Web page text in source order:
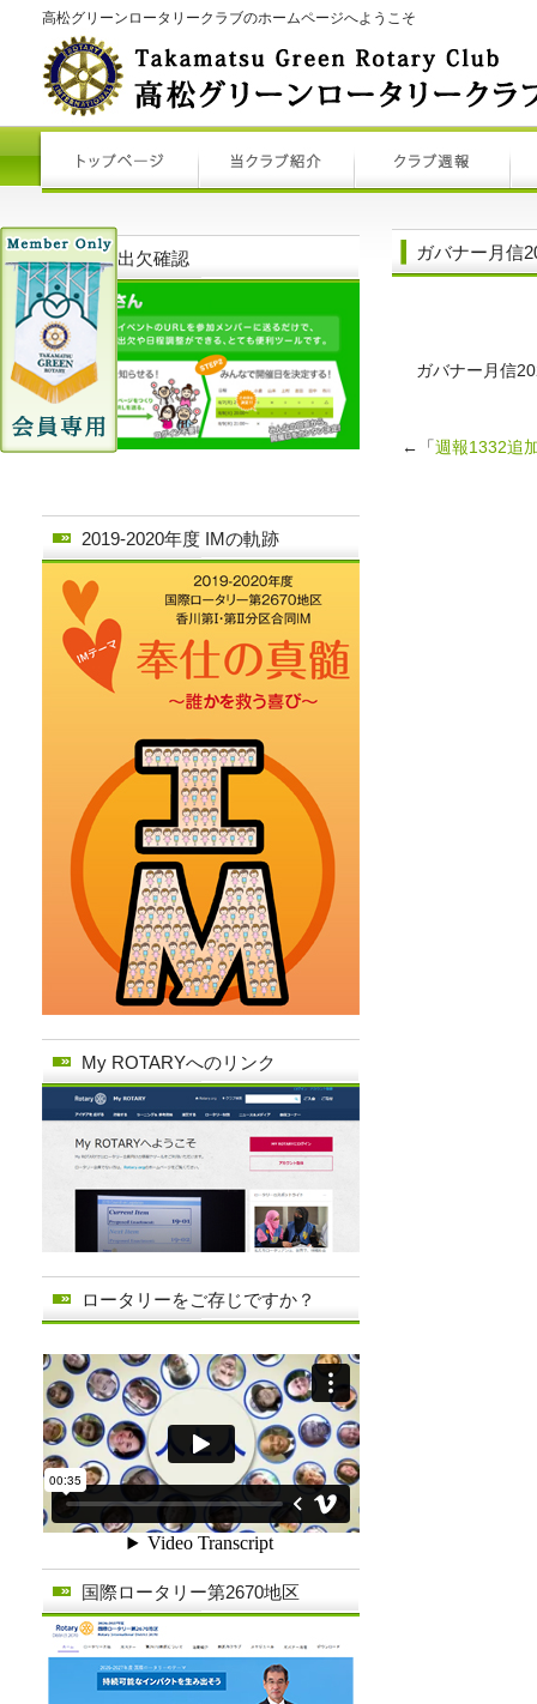
高松グリーンロータリークラブのホームページへようこそ
ガバナー月信
ガバナー月信
←「週報1332追
例会出欠確認
2019-2020年度 IMの軌跡
My ROTARYへのリンク
ロータリーをご存じですか？
国際ロータリー第2670地区